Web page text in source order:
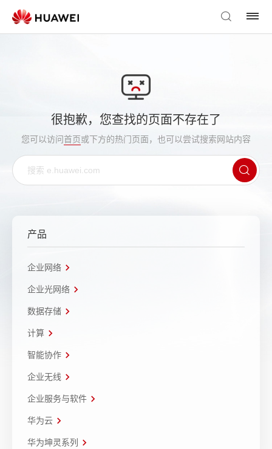
很抱歉，您查找的页面不存在了
您可以访问首页或下方的热门页面，也可以尝试搜索网站内容
产品
企业网络
企业光网络
数据存储
计算
智能协作
企业无线
企业服务与软件
华为云
华为坤灵系列